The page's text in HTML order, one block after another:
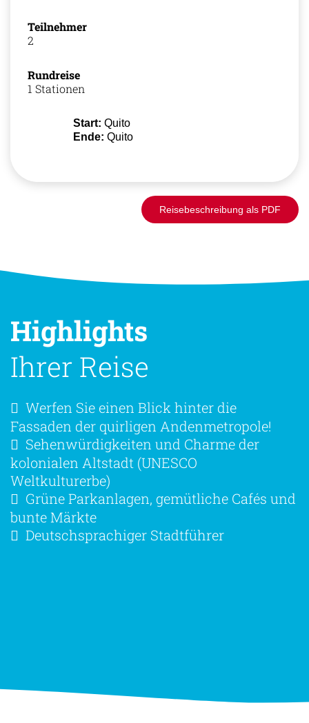
Teilnehmer
2
Rundreise
1 Stationen
Start: Quito
Ende: Quito
Reisebeschreibung als PDF
Highlights
Ihrer Reise
Werfen Sie einen Blick hinter die
Fassaden der quirligen Andenmetropole!
Sehenwürdigkeiten und Charme der
kolonialen Altstadt (UNESCO
Weltkulturerbe)
Grüne Parkanlagen, gemütliche Cafés und
bunte Märkte
Deutschsprachiger Stadtführer